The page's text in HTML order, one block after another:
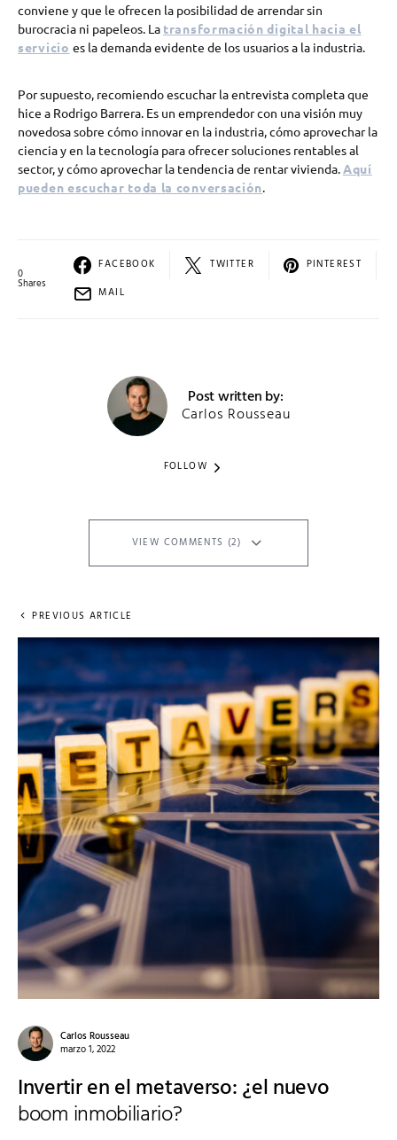
conviene y que le ofrecen la posibilidad de arrendar sin
burocracia ni papeleos. La transformación digital hacia el
servicio es la demanda evidente de los usuarios a la industria.
Por supuesto, recomiendo escuchar la entrevista completa que
hice a Rodrigo Barrera. Es un emprendedor con una visión muy
novedosa sobre cómo innovar en la industria, cómo aprovechar la
ciencia y en la tecnología para ofrecer soluciones rentables al
sector, y cómo aprovechar la tendencia de rentar vivienda.Aquí
pueden escuchar toda la conversación.
0
Shares
FACEBOOK TWITTER
PINTEREST
MAIL
Post written by:
Carlos Rousseau
FOLLOW
VIEW COMMENTS (2)
PREVIOUS ARTICLE
Carlos Rousseau
marzo 1, 2022
Invertir en el metaverso: ¿el nuevo
boom inmobiliario?